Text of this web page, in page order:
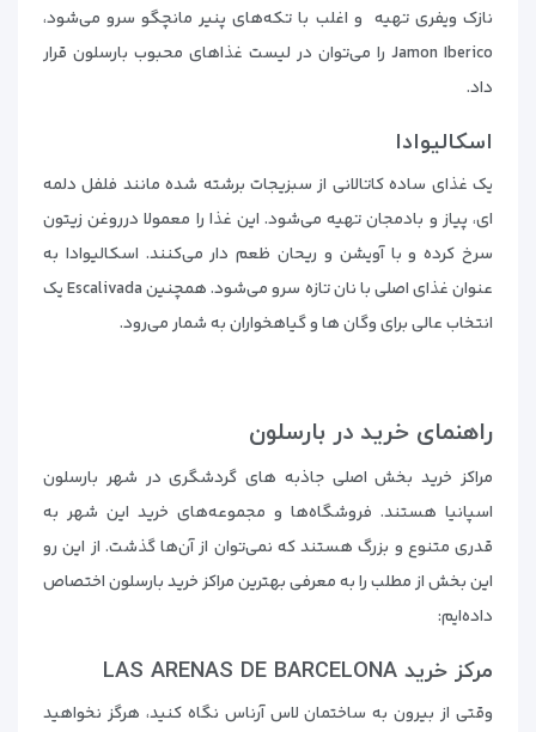
نازک ویفری تهیه و اغلب با تکه‌های پنیر مانچگو سرو می‌شود،
Jamon Iberico را می‌توان در لیست غذاهای محبوب بارسلون قرار
داد.
اسکالیوادا
یک غذای ساده کاتالانی از سبزیجات برشته شده مانند فلفل دلمه
ای، پیاز و بادمجان تهیه می‌شود. این غذا را معمولا درروغن زیتون
سرخ کرده و با آویشن و ریحان ظعم دار می‌کنند. اسکالیوادا به
عنوان غذای اصلی با نان تازه سرو می‌شود. همچنین Escalivada یک
انتخاب عالی برای وگان ها و گیاهخواران به شمار می‌رود.
راهنمای خرید در بارسلون
مراکز خرید بخش اصلی جاذبه های گردشگری در شهر بارسلون
اسپانیا هستند. فروشگاه‌ها و مجموعه‌های خرید این شهر به
قدری متنوع و بزرگ هستند که نمی‌توان از آن‌ها گذشت. از این رو
این بخش از مطلب را به معرفی بهترین مراکز خرید بارسلون اختصاص
داده‌ایم:
مرکز خرید LAS ARENAS DE BARCELONA
وقتی از بیرون به ساختمان لاس آرناس نگاه کنید، هرگز نخواهید